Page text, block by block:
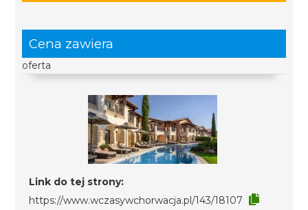
Cena zawiera
oferta
Link do tej strony:
https://www.wczasywchorwacja.pl/143/18107